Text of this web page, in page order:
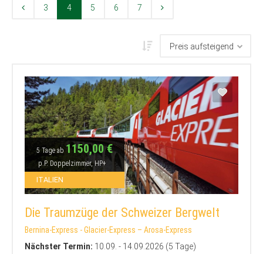
3 4 5 6 7
5 Tage ab 1150,00 €
p.P. Doppelzimmer, HP+
ITALIEN
Die Traumzüge der Schweizer Bergwelt
Bernina-Express - Glacier-Express – Arosa-Express
Nächster Termin: 10.09. - 14.09.2026 (5 Tage)